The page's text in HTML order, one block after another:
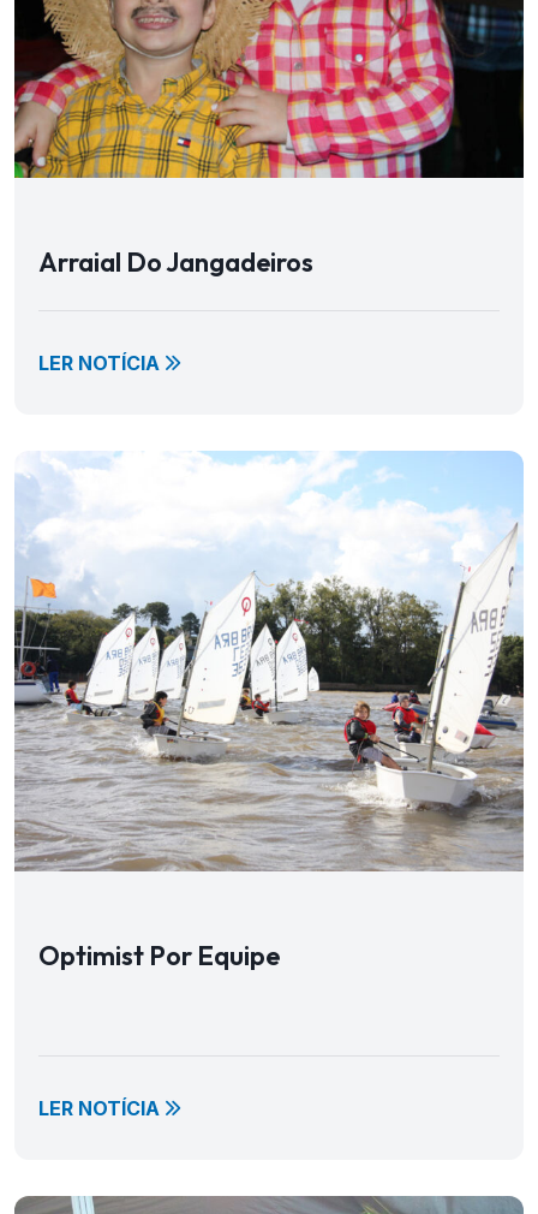
Arraial Do Jangadeiros
LER NOTÍCIA
Optimist Por Equipe
LER NOTÍCIA